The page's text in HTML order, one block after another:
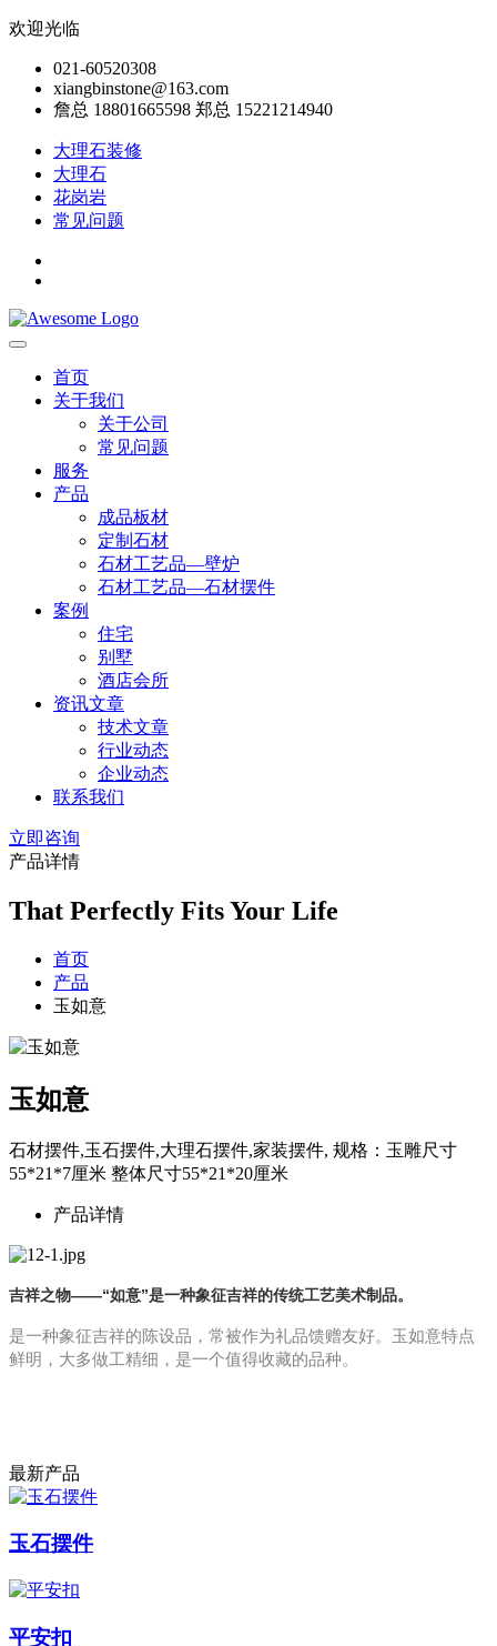
欢迎光临
021-60520308
xiangbinstone@163.com
詹总 18801665598 郑总 15221214940
大理石装修
大理石
花岗岩
常见问题
首页
关于我们
关于公司
常见问题
服务
产品
成品板材
定制石材
石材工艺品—壁炉
石材工艺品—石材摆件
案例
住宅
别墅
酒店会所
资讯文章
技术文章
行业动态
企业动态
联系我们
立即咨询
产品详情
That Perfectly Fits Your Life
首页
产品
玉如意
玉如意
石材摆件,玉石摆件,大理石摆件,家装摆件, 规格：玉雕尺寸
55*21*7厘米 整体尺寸55*21*20厘米
产品详情
吉祥之物——“如意”是一种象征吉祥的传统工艺美术制品。
是一种象征吉祥的陈设品，常被作为礼品馈赠友好。玉如意特点
鲜明，大多做工精细，是一个值得收藏的品种。
最新产品
玉石摆件
平安扣